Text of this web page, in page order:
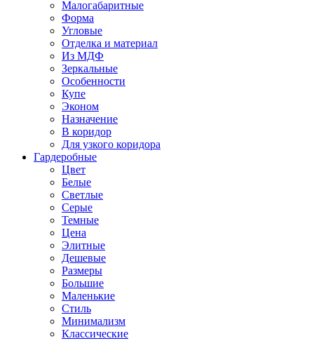
Малогабаритные
Форма
Угловые
Отделка и материал
Из МДФ
Зеркальные
Особенности
Купе
Эконом
Назначение
В коридор
Для узкого коридора
Гардеробные
Цвет
Белые
Светлые
Серые
Темные
Цена
Элитные
Дешевые
Размеры
Большие
Маленькие
Стиль
Минимализм
Классические